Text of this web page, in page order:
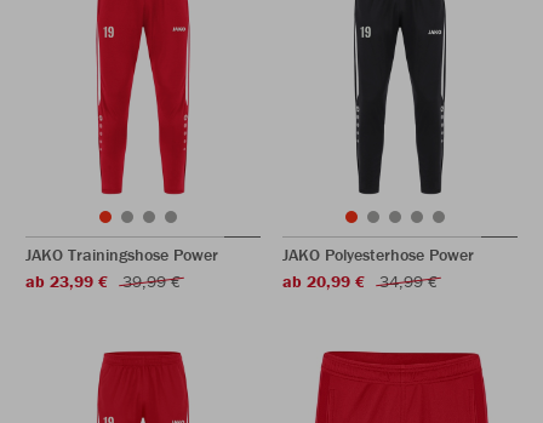
JAKO Trainingshose Power
ab 23,99 €
39,99 €
JAKO Polyesterhose Power
ab 20,99 €
34,99 €